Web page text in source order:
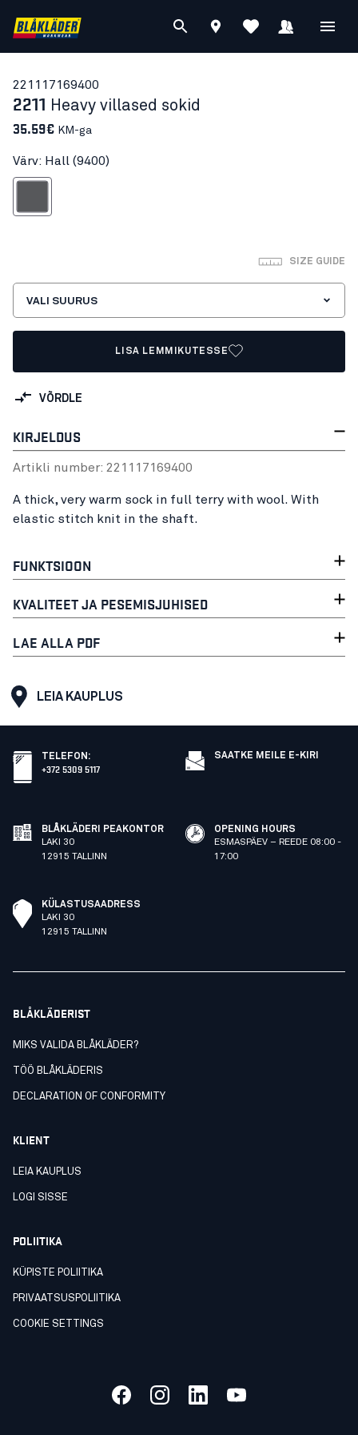
221117169400
2211 Heavy villased sokid
35.59€ KM-ga
Värv: Hall (9400)
SIZE GUIDE
VALI SUURUS
LISA LEMMIKUTESSE
VÕRDLE
KIRJELDUS
Artikli number: 221117169400
A thick, very warm sock in full terry with wool. With
elastic stitch knit in the shaft.
FUNKTSIOON
KVALITEET JA PESEMISJUHISED
LAE ALLA PDF
LEIA KAUPLUS
TELEFON :
+372 5309 5117
SAATKE MEILE E-KIRI
BLÅKLÄDERI PEAKONTOR
LAKI 30
12915 TALLINN
OPENING HOURS
ESMASPÄEV – REEDE 08:00 -
17:00
KÜLASTUSAADRESS
LAKI 30
12915 TALLINN
BLÅKLÄDERIST
MIKS VALIDA BLÅKLÄDER?
TÖÖ BLÅKLÄDERIS
DECLARATION OF CONFORMITY
KLIENT
LEIA KAUPLUS
LOGI SISSE
POLIITIKA
KÜPISTE POLIITIKA
PRIVAATSUSPOLIITIKA
COOKIE SETTINGS